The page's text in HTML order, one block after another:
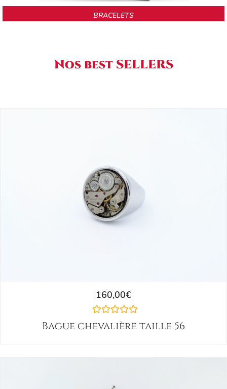
BRACELETS
Nos best SELLERS
160,00€
Bague chevalière taille 56